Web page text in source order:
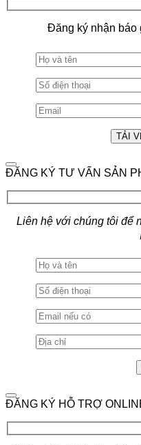
Đăng ký nhận báo
ĐĂNG KÝ TƯ VẤN SẢN
Liên hệ với chúng tôi để
ĐĂNG KÝ HỖ TRỢ